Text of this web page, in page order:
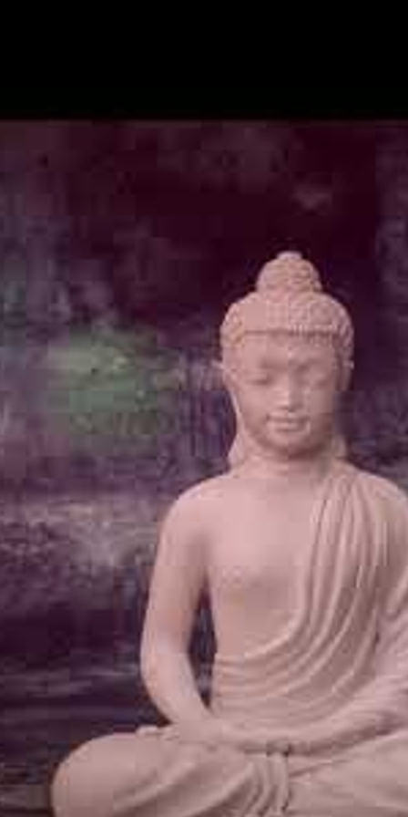
расслабляющая спящая музыка: медитация
музыка, релакс-музыка
09/06/25